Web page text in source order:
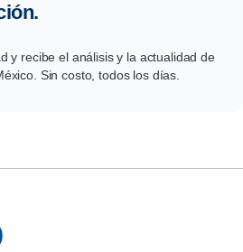
y recibe el análisis y la actualidad de
Sin costo, todos los días.